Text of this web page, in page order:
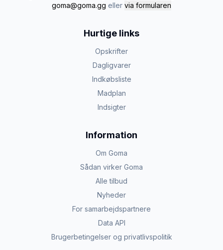
goma@goma.gg eller via formularen
Hurtige links
Opskrifter
Dagligvarer
Indkøbsliste
Madplan
Indsigter
Information
Om Goma
Sådan virker Goma
Alle tilbud
Nyheder
For samarbejdspartnere
Data API
Brugerbetingelser og privatlivspolitik